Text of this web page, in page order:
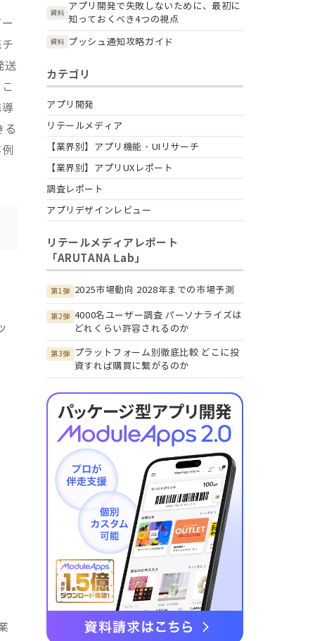
送
る
資料
アプリ開発で失敗しないために、最初に
知っておくべき4つの視点
資料 プッシュ通知攻略ガイド
カテゴリ
アプリ開発
リテールメディア
【業界別】アプリ機能・UIリサーチ
【業界別】アプリUXレポート
調査レポート
アプリデザインレビュー
リテールメディアレポート
「ARUTANA Lab」
第1弾 2025市場動向 2028年までの市場予測
第2弾 4000名ユーザー調査 パーソナライズは
どれくらい許容されるのか
第3弾
プラットフォーム別徹底比較 どこに投
資すれば購買に繋がるのか